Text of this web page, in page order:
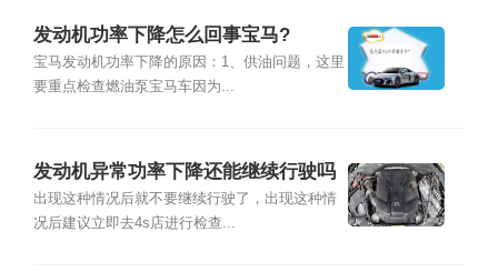
发动机功率下降怎么回事宝马?
宝马发动机功率下降的原因：1、供油问题，这里
要重点检查燃油泵宝马车因为...
发动机异常功率下降还能继续行驶吗
出现这种情况后就不要继续行驶了，出现这种情
况后建议立即去4s店进行检查...